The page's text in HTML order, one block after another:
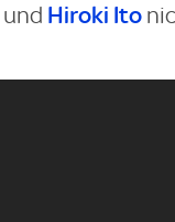
und Hiroki Ito